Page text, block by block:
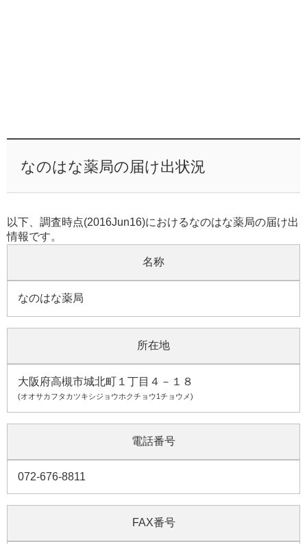
なのはな薬局の届け出状況
以下、調査時点(2016Jun16)におけるなのはな薬局の届け出
情報です。
名称
なのはな薬局
所在地
大阪府高槻市城北町１丁目４－１８
(オオサカフタカツキシジョウホクチョウ1チョウメ)
電話番号
072-676-8811
FAX番号